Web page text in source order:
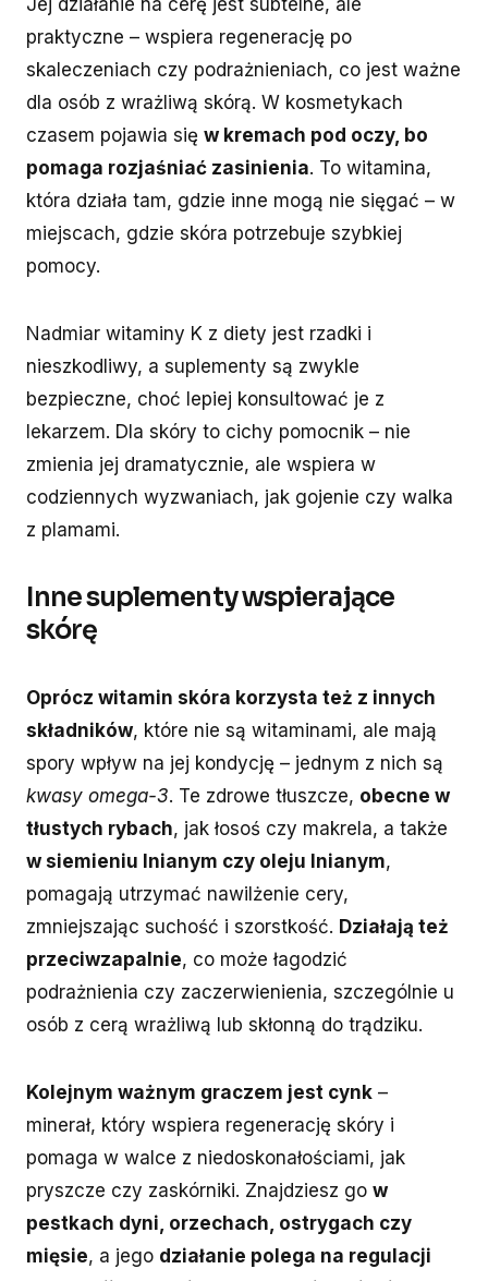
praktyczne – wspiera regenerację po
skaleczeniach czy podrażnieniach, co jest ważne
dla osób z wrażliwą skórą. W kosmetykach
czasem pojawia się w kremach pod oczy, bo
pomaga rozjaśniać zasinienia. To witamina,
która działa tam, gdzie inne mogą nie sięgać – w
miejscach, gdzie skóra potrzebuje szybkiej
pomocy.
Nadmiar witaminy K z diety jest rzadki i
nieszkodliwy, a suplementy są zwykle
bezpieczne, choć lepiej konsultować je z
lekarzem. Dla skóry to cichy pomocnik – nie
zmienia jej dramatycznie, ale wspiera w
codziennych wyzwaniach, jak gojenie czy walka
z plamami.
Inne suplementy wspierające
skórę
Oprócz witamin skóra korzysta też z innych
składników, które nie są witaminami, ale mają
spory wpływ na jej kondycję – jednym z nich są
kwasy omega-3. Te zdrowe tłuszcze, obecne w
tłustych rybach, jak łosoś czy makrela, a także
w siemieniu lnianym czy oleju lnianym,
pomagają utrzymać nawilżenie cery,
zmniejszając suchość i szorstkość. Działają też
przeciwzapalnie, co może łagodzić
podrażnienia czy zaczerwienienia, szczególnie u
osób z cerą wrażliwą lub skłonną do trądziku.
Kolejnym ważnym graczem jest cynk –
minerał, który wspiera regenerację skóry i
pomaga w walce z niedoskonałościami, jak
pryszcze czy zaskórniki. Znajdziesz go w
pestkach dyni, orzechach, ostrygach czy
mięsie, a jego działanie polega na regulacji